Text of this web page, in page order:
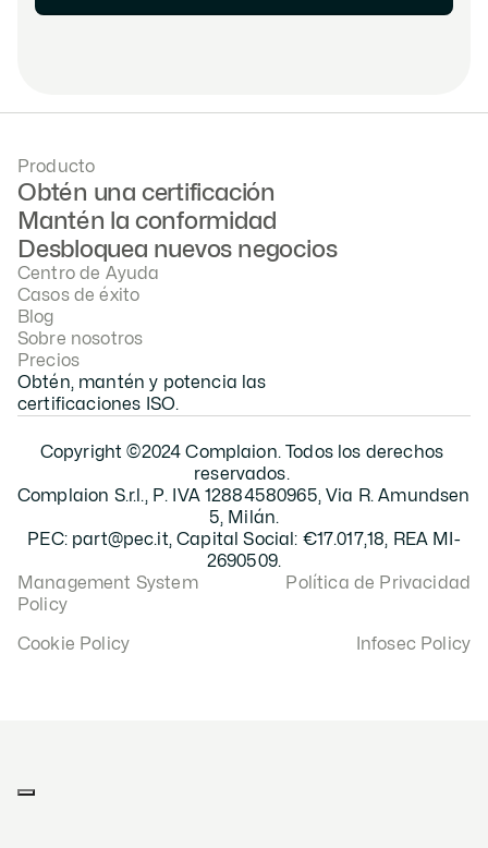
Obtén, mantén y potencia las
certificaciones ISO.
Producto
Obtén una certificación
Mantén la conformidad
Desbloquea nuevos negocios
Centro de Ayuda
Casos de éxito
Blog
Sobre nosotros
Precios
Copyright ©2024 Complaion. Todos los derechos
reservados.
Complaion S.r.l., P. IVA 12884580965, Via R. Amundsen
5, Milán.
PEC: part@pec.it, Capital Social: €17.017,18, REA MI-
2690509.
Management System
Policy
Política de Privacidad
Cookie Policy Infosec Policy